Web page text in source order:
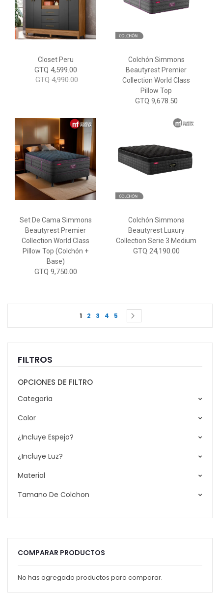
Closet Peru
GTQ 4,599.00
GTQ 4,990.00
Colchón Simmons
Beautyrest Premier
Collection World Class
Pillow Top
GTQ 9,678.50
Set De Cama Simmons
Beautyrest Premier
Collection World Class
Pillow Top (Colchón +
Base)
GTQ 9,750.00
Colchón Simmons
Beautyrest Luxury
Collection Serie 3 Medium
GTQ 24,190.00
Page
You're currently reading page
1 Page
2 Page
3 Page
4 Page
5 Page
FILTROS
OPCIONES DE FILTRO
Categoría
Color
¿Incluye Espejo?
¿Incluye Luz?
Material
Tamano De Colchon
COMPARAR PRODUCTOS
No has agregado productos para comparar.